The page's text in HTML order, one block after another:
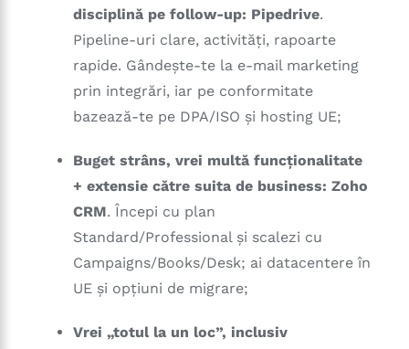
disciplină pe follow-up: Pipedrive.
Pipeline-uri clare, activități, rapoarte
rapide. Gândește-te la e-mail marketing
prin integrări, iar pe conformitate
bazează-te pe DPA/ISO și hosting UE;
Buget strâns, vrei multă funcționalitate
+ extensie către suita de business: Zoho
CRM. Începi cu plan
Standard/Professional și scalezi cu
Campaigns/Books/Desk; ai datacentere în
UE și opțiuni de migrare;
Vrei „totul la un loc”, inclusiv